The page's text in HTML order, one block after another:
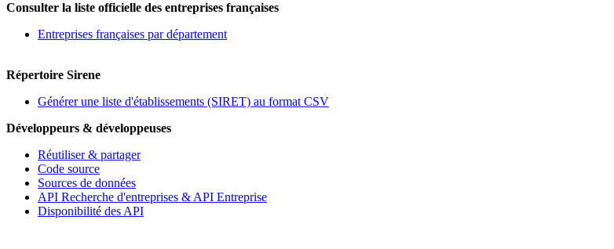
Consulter la liste officielle des entreprises françaises
Entreprises françaises par département
Répertoire Sirene
Générer une liste d'établissements (SIRET) au format CSV
Développeurs & développeuses
Réutiliser & partager
Code source
Sources de données
API Recherche d'entreprises & API Entreprise
Disponibilité des API